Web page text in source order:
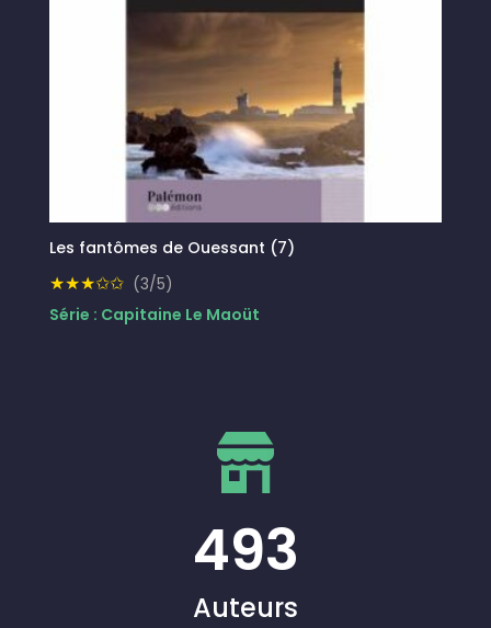
Les fantômes de Ouessant (7)
★★★✩✩ (3/5)
Série : Capitaine Le Maoüt
493
Auteurs